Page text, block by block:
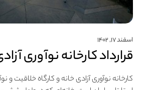
اسفند ۱۷, ۱۴۰۲
قرارداد کارخانه نوآوری
کارخانه نوآوری آزادی خانه و کارگاه خلاقیت و